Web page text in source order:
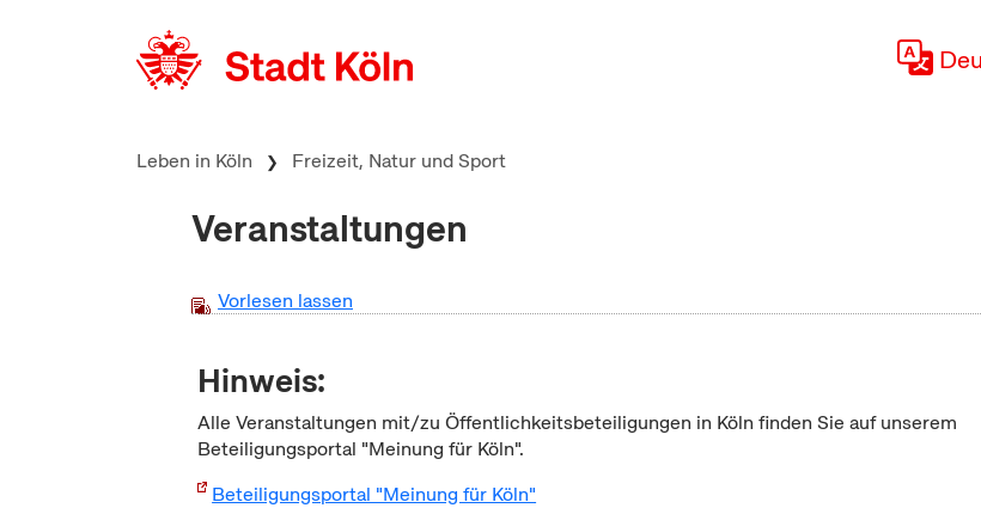
Leben in Köln Freizeit, Natur und Sport
Veranstaltungen
Vorlesen lassen
Hinweis:
Alle Veranstaltungen mit/zu Öffentlichkeitsbeteiligungen in Köln finden Sie auf unserem
Beteiligungsportal "Meinung für Köln".
Beteiligungsportal "Meinung für Köln"